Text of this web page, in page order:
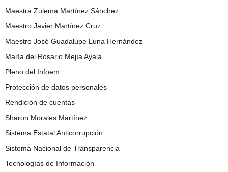
Maestra Zulema Martínez Sánchez
Maestro Javier Martínez Cruz
Maestro José Guadalupe Luna Hernández
María del Rosario Mejía Ayala
Pleno del Infoem
Protección de datos personales
Rendición de cuentas
Sharon Morales Martínez
Sistema Estatal Anticorrupción
Sistema Nacional de Transparencia
Tecnologías de Información